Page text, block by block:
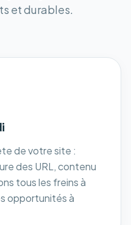
et durables.
de votre site :
des URL, contenu
tous les freins à
opportunités à